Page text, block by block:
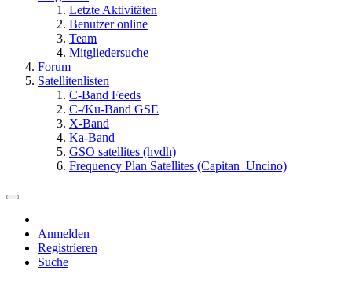
Letzte Aktivitäten
Benutzer online
Team
Mitgliedersuche
Forum
Satellitenlisten
C-Band Feeds
C-/Ku-Band GSE
X-Band
Ka-Band
GSO satellites (hvdh)
Frequency Plan Satellites (Capitan_Uncino)
Anmelden
Registrieren
Suche